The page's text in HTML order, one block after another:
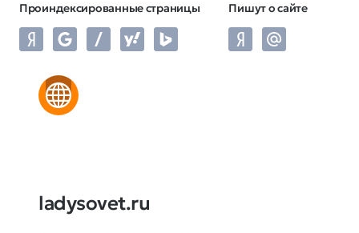
Проиндексированные страницы Пишут о сайте
ladysovet.ru